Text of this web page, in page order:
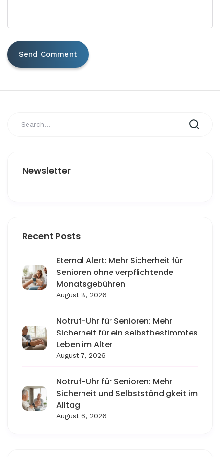
Newsletter
Recent Posts
Eternal Alert: Mehr Sicherheit für
Senioren ohne verpflichtende
Monatsgebühren
August 8, 2026
Notruf-Uhr für Senioren: Mehr
Sicherheit für ein selbstbestimmtes
Leben im Alter
August 7, 2026
Notruf-Uhr für Senioren: Mehr
Sicherheit und Selbstständigkeit im
Alltag
August 6, 2026